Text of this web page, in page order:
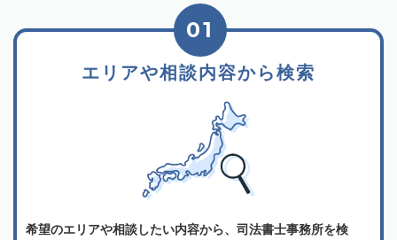
エリアや相談内容から検索
01
希望のエリアや相談したい内容から、司法書士事務所を検